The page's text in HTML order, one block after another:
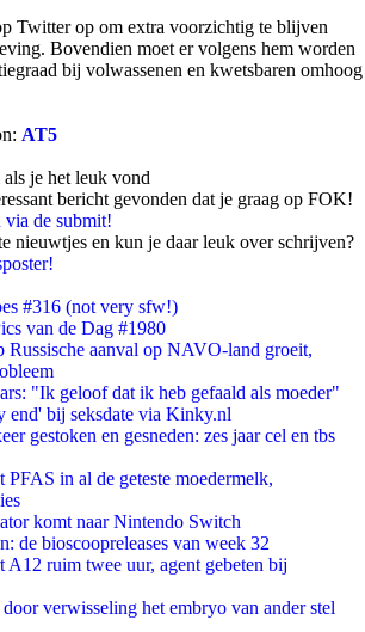
Twitter op om extra voorzichtig te blijven
Bovendien moet er volgens hem worden
bij volwassenen en kwetsbaren omhoog
AT5
je het leuk vond
bericht gevonden dat je graag op FOK!
via de submit!
nieuwtjes en kun je daar leuk over schrijven?
#316 (not very sfw!)
van de Dag #1980
Russische aanval op NAVO-land groeit,
"Ik geloof dat ik heb gefaald als moeder"
end' bij seksdate via Kinky.nl
gestoken en gesneden: zes jaar cel en tbs
in al de geteste moedermelk,
komt naar Nintendo Switch
de bioscoopreleases van week 32
A12 ruim twee uur, agent gebeten bij
verwisseling het embryo van ander stel